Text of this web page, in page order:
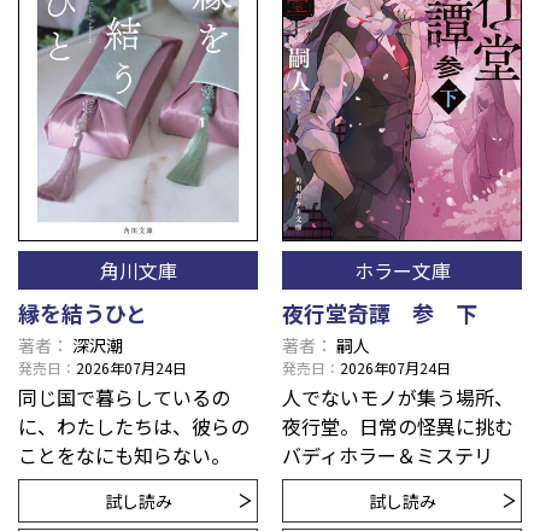
角川文庫
縁を結うひと
著者 深沢潮
発売日 2026年07月24日
同じ国で暮らしているの
に、わたしたちは、彼らの
ことをなにも知らない。
試し読み
ホラー文庫
夜行堂奇譚 参 下
著者 嗣人
発売日 2026年07月24日
人でないモノが集う場所、
夜行堂。日常の怪異に挑む
バディホラー＆ミステリ
試し読み